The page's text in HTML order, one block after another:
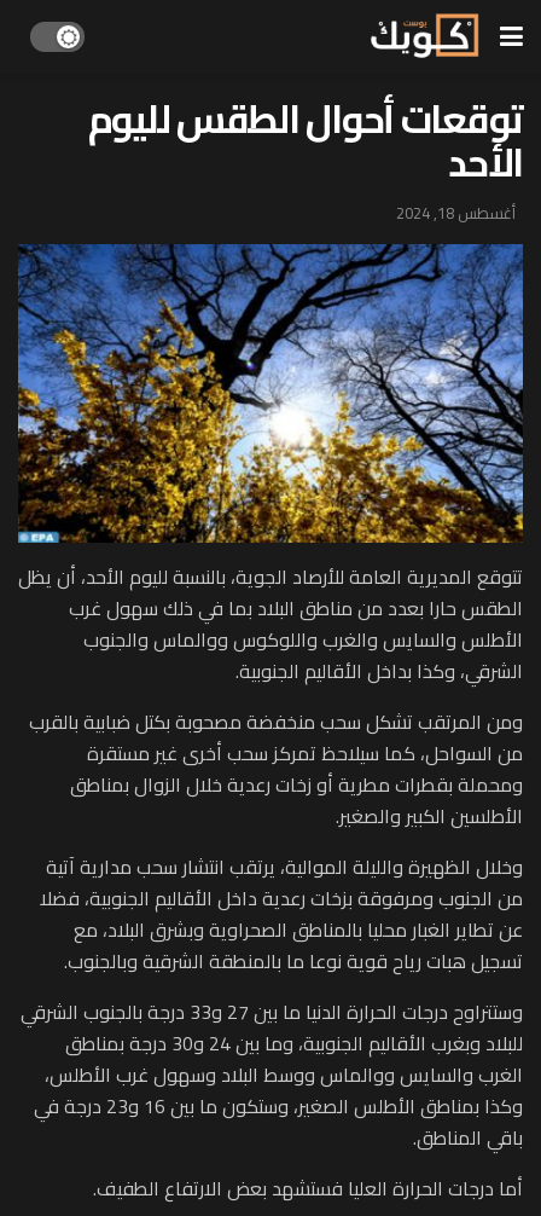
توقعات أحوال الطقس لليوم
الأحد
أغسطس 18, 2024
تتوقع المديرية العامة للأرصاد الجوية، بالنسبة لليوم الأحد، أن يظل
الطقس حارا بعدد من مناطق البلاد بما في ذلك سهول غرب
الأطلس والسايس والغرب واللوكوس ووالماس والجنوب
الشرقي، وكذا بداخل الأقاليم الجنوبية.
ومن المرتقب تشكل سحب منخفضة مصحوبة بكتل ضبابية بالقرب
من السواحل، كما سيلاحظ تمركز سحب أخرى غير مستقرة
ومحملة بقطرات مطرية أو زخات رعدية خلال الزوال بمناطق
الأطلسين الكبير والصغير.
وخلال الظهيرة والليلة الموالية، يرتقب انتشار سحب مدارية آتية
من الجنوب ومرفوقة بزخات رعدية داخل الأقاليم الجنوبية، فضلا
عن تطاير الغبار محليا بالمناطق الصحراوية وبشرق البلاد، مع
تسجيل هبات رياح قوية نوعا ما بالمنطقة الشرقية وبالجنوب.
وستتراوح درجات الحرارة الدنيا ما بين 27 و33 درجة بالجنوب الشرقي
للبلاد وبغرب الأقاليم الجنوبية، وما بين 24 و30 درجة بمناطق
الغرب والسايس ووالماس ووسط البلاد وسهول غرب الأطلس،
وكذا بمناطق الأطلس الصغير، وستكون ما بين 16 و23 درجة في
باقي المناطق.
أما درجات الحرارة العليا فستشهد بعض الارتفاع الطفيف.